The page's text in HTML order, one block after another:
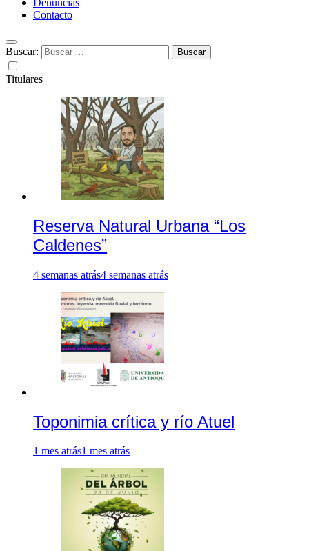
Contacto
Buscar:
Titulares
Reserva Natural Urbana “Los
Caldenes”
4 semanas atrás4 semanas atrás
Toponimia crítica y río Atuel
1 mes atrás1 mes atrás